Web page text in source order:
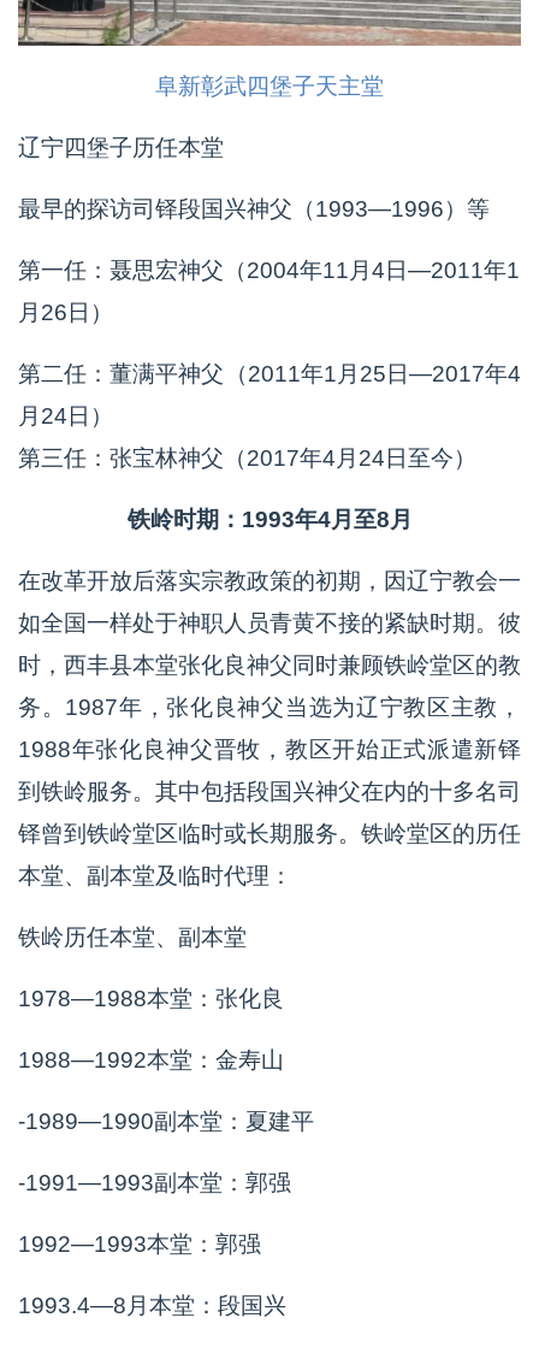
阜新彰武四堡子天主堂
辽宁四堡子历任本堂
最早的探访司铎段国兴神父（1993—1996）等
第一任：聂思宏神父（2004年11月4日—2011年1
月26日）
第二任：董满平神父（2011年1月25日—2017年4
月24日）
第三任：张宝林神父（2017年4月24日至今）
铁岭时期：1993年4月至8月
在改革开放后落实宗教政策的初期，因辽宁教会一
如全国一样处于神职人员青黄不接的紧缺时期。彼
时，西丰县本堂张化良神父同时兼顾铁岭堂区的教
务。1987年，张化良神父当选为辽宁教区主教，
1988年张化良神父晋牧，教区开始正式派遣新铎
到铁岭服务。其中包括段国兴神父在内的十多名司
铎曾到铁岭堂区临时或长期服务。铁岭堂区的历任
本堂、副本堂及临时代理：
铁岭历任本堂、副本堂
1978—1988本堂：张化良
1988—1992本堂：金寿山
-1989—1990副本堂：夏建平
-1991—1993副本堂：郭强
1992—1993本堂：郭强
1993.4—8月本堂：段国兴